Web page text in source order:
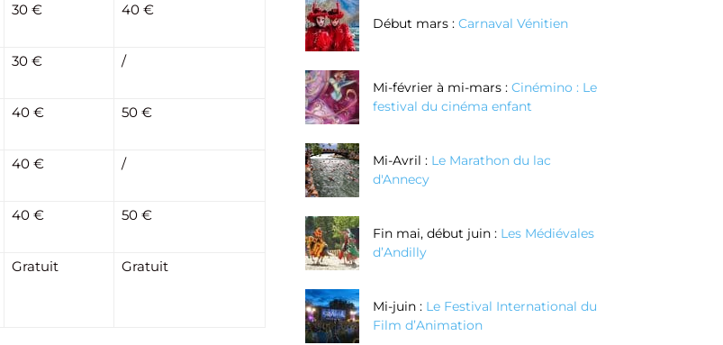
30 € 40 €
30 € /
40 € 50 €
40 € /
40 € 50 €
Gratuit Gratuit
Début mars : Carnaval Vénitien
Mi-février à mi-mars : Cinémino : Le
festival du cinéma enfant
Mi-Avril : Le Marathon du lac
d'Annecy
Fin mai, début juin : Les Médiévales
d’Andilly
Mi-juin : Le Festival International du
Film d’Animation